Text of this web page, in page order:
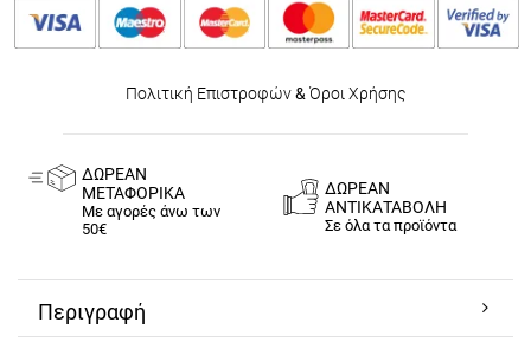
Πολιτική Επιστροφών& Όροι Χρήσης
ΔΩΡΕΑΝ
ΜΕΤΑΦΟΡΙΚΑ
Με αγορές άνω των
50€
ΔΩΡΕΑΝ
ΑΝΤΙΚΑΤΑΒΟΛΗ
Σε όλα τα προϊόντα
Περιγραφή